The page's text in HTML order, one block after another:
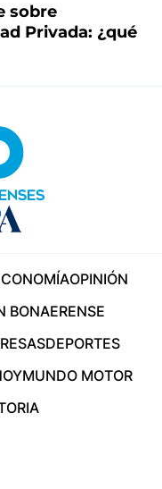
sobre
Privada: ¿qué
OPINIÓN
BONAERENSE
DEPORTES
MUNDO MOTOR